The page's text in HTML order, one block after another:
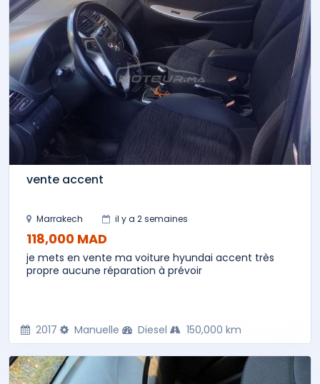
vente accent
Marrakech il y a 2 semaines
118,000 MAD
je mets en vente ma voiture hyundai accent très
propre aucune réparation à prévoir
2017 Manuelle Diesel 150,000 km